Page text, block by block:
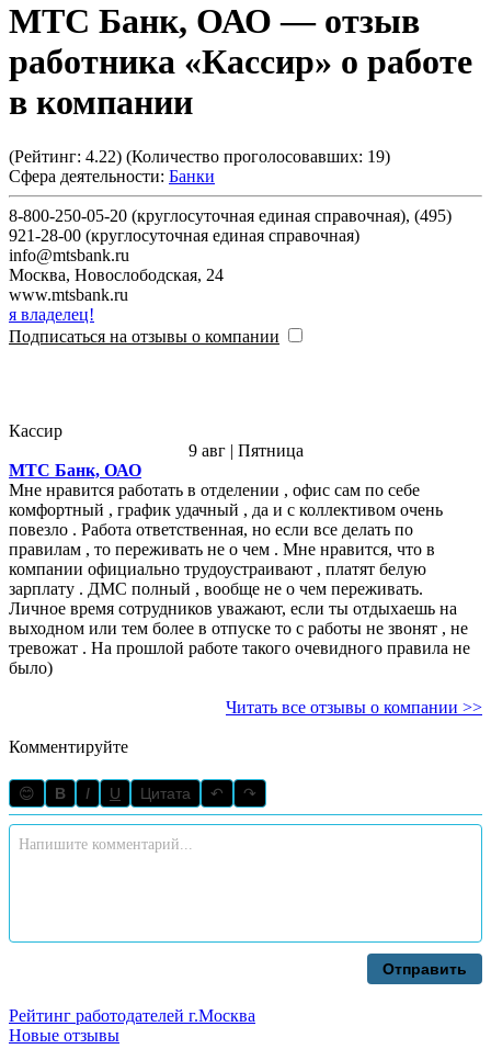
МТС Банк, ОАО — отзыв
работника «Кассир» о работе
в компании
(Рейтинг: 4.22) (Количество проголосовавших: 19)
Сфера деятельности: Банки
8-800-250-05-20 (круглосуточная единая справочная), (495)
921-28-00 (круглосуточная единая справочная)
info@mtsbank.ru
Москва, Новослободская, 24
www.mtsbank.ru
я владелец!
Подписаться на отзывы о компании
Кассир
9 авг | Пятница
МТС Банк, ОАО
Мне нравится работать в отделении , офис сам по себе
комфортный , график удачный , да и с коллективом очень
повезло . Работа ответственная, но если все делать по
правилам , то переживать не о чем . Мне нравится, что в
компании официально трудоустраивают , платят белую
зарплату . ДМС полный , вообще не о чем переживать.
Личное время сотрудников уважают, если ты отдыхаешь на
выходном или тем более в отпуске то с работы не звонят , не
тревожат . На прошлой работе такого очевидного правила не
было)
Читать все отзывы о компании >>
Комментируйте
😊 B I U Цитата ↶ ↷
Отправить
Рейтинг работодателей г.Москва
Новые отзывы